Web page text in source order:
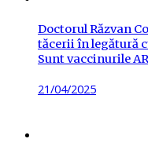
Doctorul Răzvan
tăcerii în legătură
Sunt vaccinurile
Posted
21/04/2025